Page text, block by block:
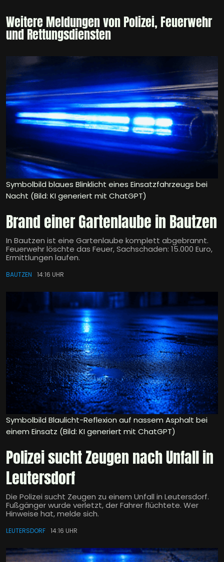
Weitere Meldungen von Polizei, Feuerwehr
und Rettungsdiensten
Symbolbild blaues Blinklicht eines Einsatzfahrzeugs bei
Nacht (Bild: KI generiert mit ChatGPT)
Brand einer Gartenlaube in Bautzen
In Bautzen ist eine Gartenlaube komplett abgebrannt.
Feuerwehr löschte das Feuer, Sachschaden: 15.000 Euro,
Ermittlungen laufen.
BAUTZEN 14:16 UHR
Symbolbild Blaulicht-Reflexion auf nassem Asphalt bei
einem Einsatz (Bild: KI generiert mit ChatGPT)
Polizei sucht Zeugen nach Unfall in
Leutersdorf
Die Polizei sucht Zeugen zu einem Unfall in Leutersdorf.
Fußgänger wurde verletzt, der Fahrer flüchtete. Wer
Hinweise hat, melde sich.
LEUTERSDORF 14:16 UHR